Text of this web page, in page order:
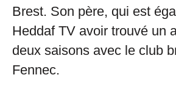
Brest. Son père, qui est
Heddaf TV avoir trouvé un
deux saisons avec le club
Fennec.